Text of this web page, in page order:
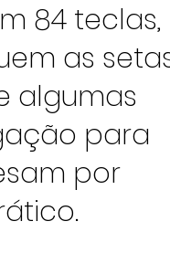
84 teclas,
as
algumas
para
por